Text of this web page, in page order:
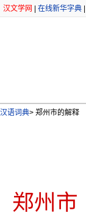
汉文学网 在线新华字典
汉语词典> 郑州市的解释
郑州市